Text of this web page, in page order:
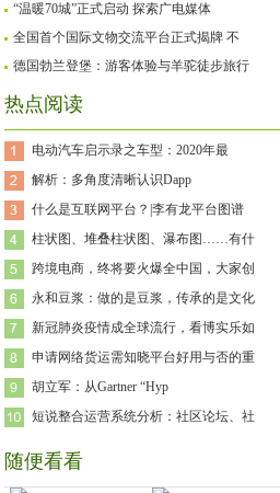
“温暖70城”正式启动 探索广电媒体
全国首个国际文物交流平台正式揭牌 不
德国勃兰登堡：游客体验与羊驼徒步旅行
热点阅读
电动汽车启示录之车型：2020年最
解析：多角度清晰认识Dapp
什么是互联网平台？|李有龙平台图谱
柱状图、堆叠柱状图、瀑布图……有什
跨境电商，终将要火爆全中国，大家创
永和豆浆：做的是豆浆，传承的是文化
新冠肺炎疫情成全球流行，看博实乐如
申请网络货运需知晓平台好用与否的重
胡立军：从Gartner “Hyp
短说整合运营系统分析：社区论坛、社
随便看看